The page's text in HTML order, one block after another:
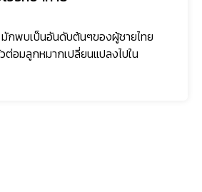
ไกลตัว หรือผื่นผิวหนังที่คิดว่าหายเองได้
เป็น “ฝีดาษวานร” โรคติดต่อที่แพร่
มผัสใกล้ชิด และอาจก่อให้เ...